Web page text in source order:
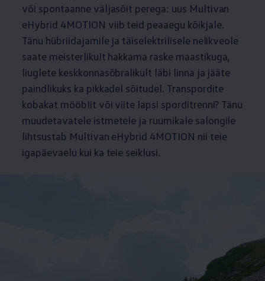
või spontaanne väljasõit perega: uus Multivan
eHybrid 4MOTION viib teid peaaegu kõikjale.
Tänu hübriidajamile ja täiselektrilisele nelikveole
saate meisterlikult hakkama raske maastikuga,
liuglete keskkonnasõbralikult läbi linna ja jääte
paindlikuks ka pikkadel sõitudel. Transpordite
kobakat mööblit või viite lapsi sporditrenni? Tänu
muudetavatele istmetele ja ruumikale salongile
lihtsustab Multivan eHybrid 4MOTION nii teie
igapäevaelu kui ka teie seiklusi.